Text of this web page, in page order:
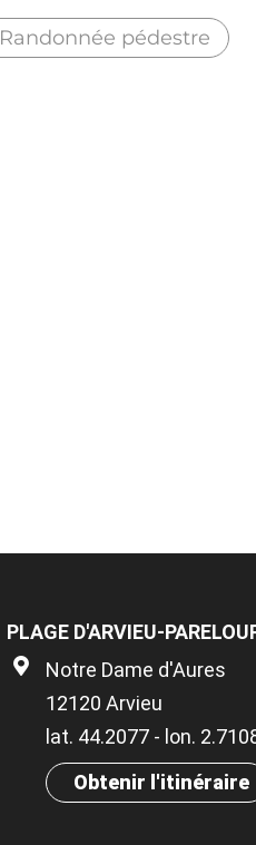
Randonnée pédestre
PLAGE D'ARVIEU-
Notre Dame d'Aures
12120 Arvieu
lat. 44.2077 - lon.
Obtenir l'itinéraire